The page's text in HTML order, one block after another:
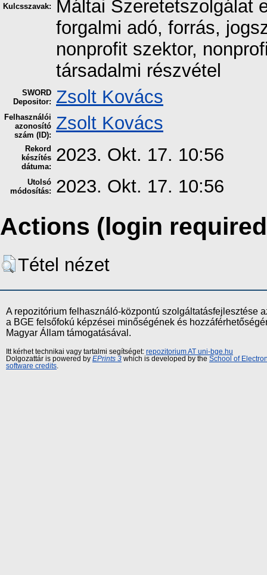
Kulcsszavak:
Máltai Szeretetszolgálat
forgalmi adó, forrás,
nonprofit szektor,
társadalmi részvétel
SWORD
Depositor:
Zsolt Kovács
Felhasználói
azonosító
szám (ID):
Zsolt Kovács
Rekord
készítés
dátuma:
2023. Okt. 17. 10:56
Utolsó
módosítás:
2023. Okt. 17. 10:56
Actions (login
Tétel nézet
A repozitórium felhasználó-központú szolgáltatásfejlesztése
a BGE felsőfokú képzései minőségének és
Magyar Állam támogatásával.
Itt kérhet technikai vagy tartalmi segítséget: repozitorium AT uni-bge.hu
Dolgozattár is powered by EPrints 3 which is developed by the School of
software credits